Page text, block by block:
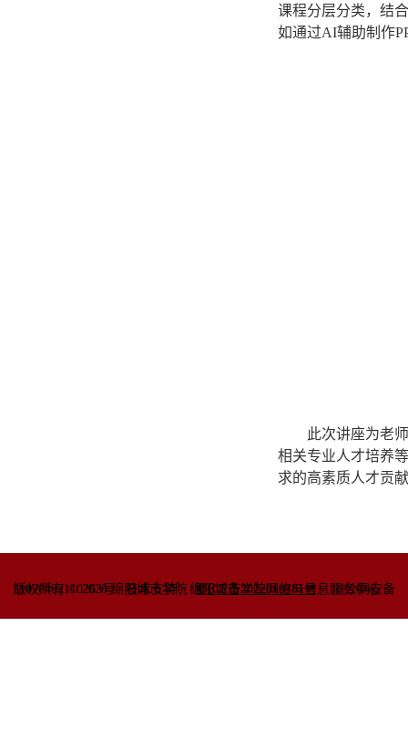
课程分层分类，结
如通过AI辅助制作
此次讲座为老
相关专业人才培养
求的高素质人才贡
版权所有 © 2020 绵阳城市学院蜀ICP备2022010781号 川公网安备
51070402110263号技术支持：绵阳城市学院网络与信息 服务中心